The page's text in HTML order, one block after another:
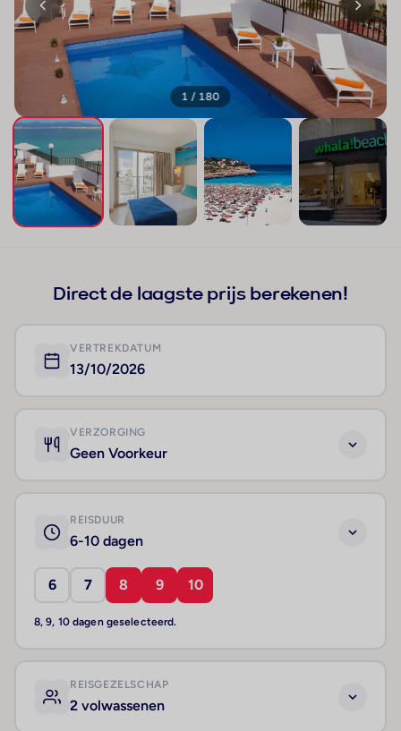
1 / 180
Direct de laagste prijs berekenen!
VERTREKDATUM
13/10/2026
VERZORGING
Geen Voorkeur
REISDUUR
6-10 dagen
6 7 8 9 10
8, 9, 10 dagen geselecteerd.
REISGEZELSCHAP
2 volwassenen